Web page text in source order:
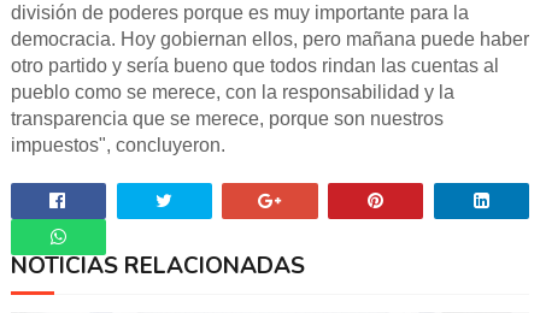
división de poderes porque es muy importante para la
democracia. Hoy gobiernan ellos, pero mañana puede haber
otro partido y sería bueno que todos rindan las cuentas al
pueblo como se merece, con la responsabilidad y la
transparencia que se merece, porque son nuestros
impuestos", concluyeron.
Whatsapp
NOTICIAS RELACIONADAS